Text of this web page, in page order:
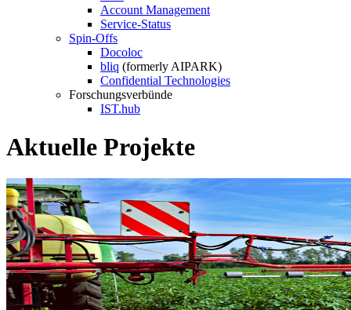
Account Management
Service-Status
Spin-Offs
Docoloc
bliq (formerly AIPARK)
Confidential Technologies
Forschungsverbünde
IST.hub
Aktuelle Projekte